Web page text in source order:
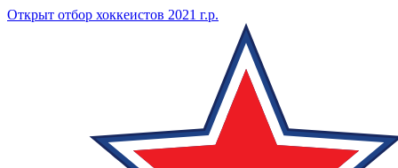
Открыт отбор хоккеистов 2021 г.р.